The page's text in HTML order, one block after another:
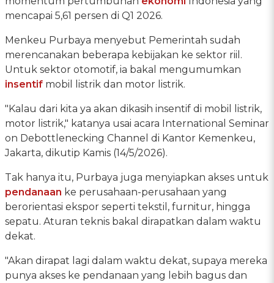
mencapai 5,61 persen di Q1 2026.
Menkeu Purbaya menyebut Pemerintah sudah
merencanakan beberapa kebijakan ke sektor riil.
Untuk sektor otomotif, ia bakal mengumumkan
insentif mobil listrik dan motor listrik.
"Kalau dari kita ya akan dikasih insentif di mobil listrik,
motor listrik," katanya usai acara International Seminar
on Debottlenecking Channel di Kantor Kemenkeu,
Jakarta, dikutip Kamis (14/5/2026).
Tak hanya itu, Purbaya juga menyiapkan akses untuk
pendanaan ke perusahaan-perusahaan yang
berorientasi ekspor seperti tekstil, furnitur, hingga
sepatu. Aturan teknis bakal dirapatkan dalam waktu
dekat.
"Akan dirapat lagi dalam waktu dekat, supaya mereka
punya akses ke pendanaan yang lebih bagus dan